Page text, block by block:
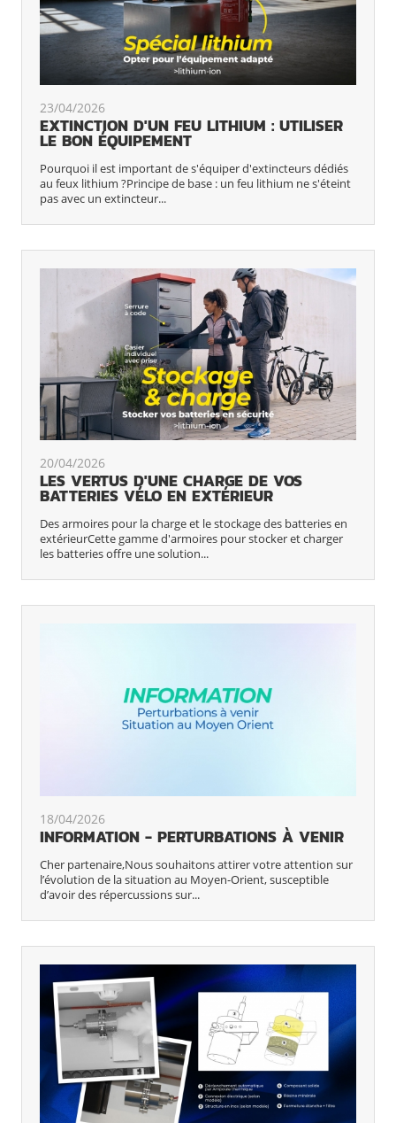
23/04/2026
EXTINCTION D'UN FEU LITHIUM : UTILISER
LE BON ÉQUIPEMENT
Pourquoi il est important de s'équiper d'extincteurs dédiés
au feux lithium ?Principe de base : un feu lithium ne s'éteint
pas avec un extincteur...
20/04/2026
LES VERTUS D'UNE CHARGE DE VOS
BATTERIES VÉLO EN EXTÉRIEUR
Des armoires pour la charge et le stockage des batteries en
extérieurCette gamme d'armoires pour stocker et charger
les batteries offre une solution...
18/04/2026
INFORMATION - PERTURBATIONS À VENIR
Cher partenaire,Nous souhaitons attirer votre attention sur
l’évolution de la situation au Moyen-Orient, susceptible
d’avoir des répercussions sur...